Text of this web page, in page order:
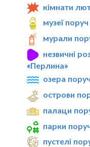
кімнати
музеї
мурали
незвичні
«Перлина»
озера
острови
палаци
парки
пустелі